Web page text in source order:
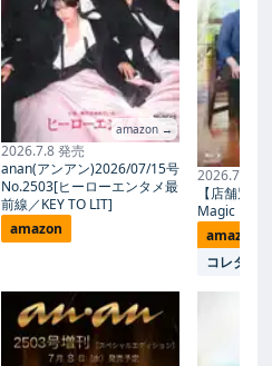
amazon →
2026.7.8 発売
anan(アンアン)2026/07/15号
No.2503[ヒーローエンタメ最
前線／KEY TO LIT]
amazon
2026.7.27
【店舗別
Magic
amazon
コレタメ